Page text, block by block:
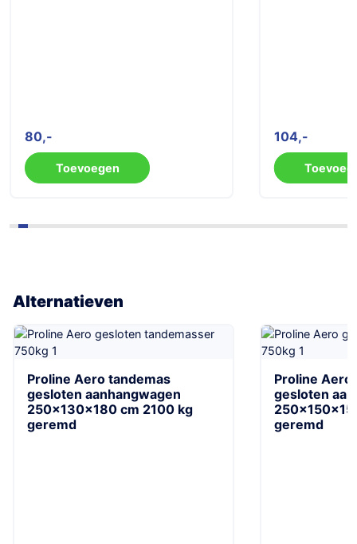
80
Toevoegen
104
Alternatieven
Proline Aero tandemas
gesloten aanhangwagen
250x130x180 cm 2100 kg
geremd
Proline Aero
gesloten
geremd